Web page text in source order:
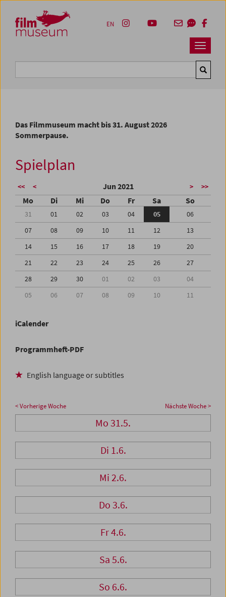
Zum Inhalt
Zum Hauptmenü
Zur Servicenavigation
Zum Suche
Navbar
EN
Das Filmmuseum macht bis 31. August 2026
Sommerpause.
Spielplan
<< < Jun 2021 > >>
Mo Di Mi Do Fr Sa So
31 01 02 03 04 05
06
07
08 09 10 11 12
13
14
15 16 17 18 19
20
21
22 23 24 25 26
27
28
29 30 01 02 03
04
05
06 07 08 09 10 11
iCalender
Programmheft-PDF
English language or subtitles
< Vorherige Woche Nächste Woche >
Mo 31.5.
Di 1.6.
Mi 2.6.
Do 3.6.
Fr 4.6.
Sa 5.6.
So 6.6.